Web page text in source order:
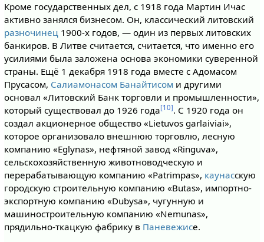
Кроме государственных дел, с 1918 года Мартин Ичас
активно занялся бизнесом. Он, классический литовский
разночинец1900-х годов, — один из первых литовских
банкиров. В Литве считается, считается, что именно его
усилиями была заложена основа экономики суверенной
страны. Ещё 1 декабря 1918 года вместе с Адомасом
Прусасом, Салиамонасом Банайтисом и другими
основал «Литовский Банк торговли и промышленности»,
который существовал до 1926 года[10]. С 1920 года он
создал акционерное общество «Lietuvos garlaiviai»,
которое организовало внешнюю торговлю, лесную
компанию «Eglynas», нефтяной завод «Ringuva»,
сельскохозяйственную животноводческую и
перерабатывающую компанию «Patrimpas», каунасскую
городскую строительную компанию «Butas», импортно-
экспортную компанию «Dubysa», чугунную и
машиностроительную компанию «Nemunas»,
прядильно-ткацкую фабрику в Паневежисе.